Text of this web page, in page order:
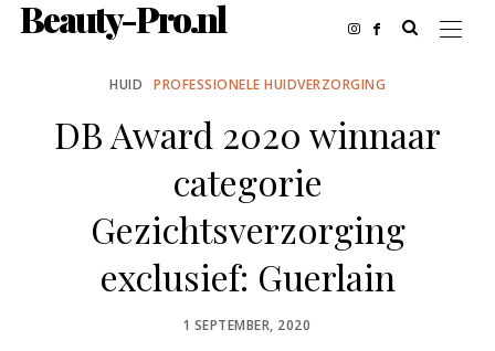
Beauty-Pro.nl
HUID PROFESSIONELE HUIDVERZORGING
DB Award 2020 winnaar
categorie
Gezichtsverzorging
exclusief: Guerlain
POSTED
1 SEPTEMBER, 2020